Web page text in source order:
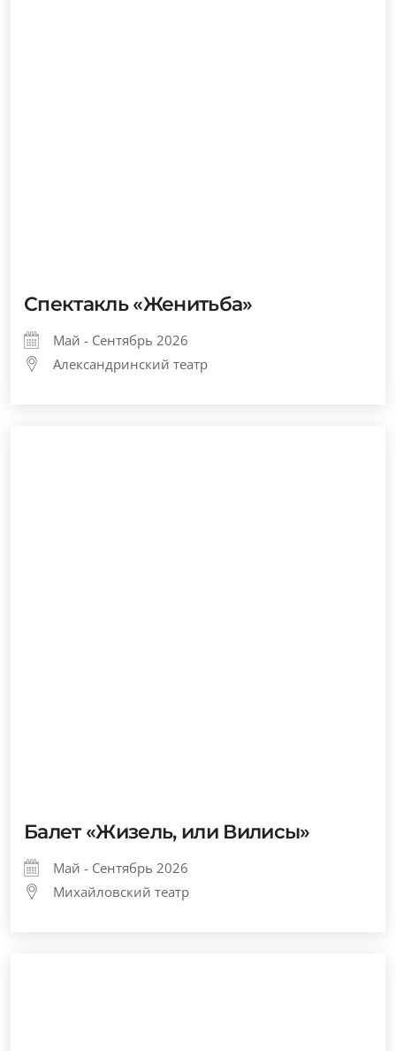
Спектакль «Женитьба»
Май - Сентябрь 2026
Александринский театр
Балет «Жизель, или Вилисы»
Май - Сентябрь 2026
Михайловский театр